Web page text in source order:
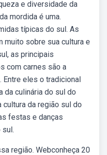
e diversidade da
mordida é uma.
típicas do sul. As
muito sobre sua cultura e
as principais
com carnes são a
Entre eles o tradicional
da culinária do sul do
cultura da região sul do
festas e danças
região. Webconheça 20